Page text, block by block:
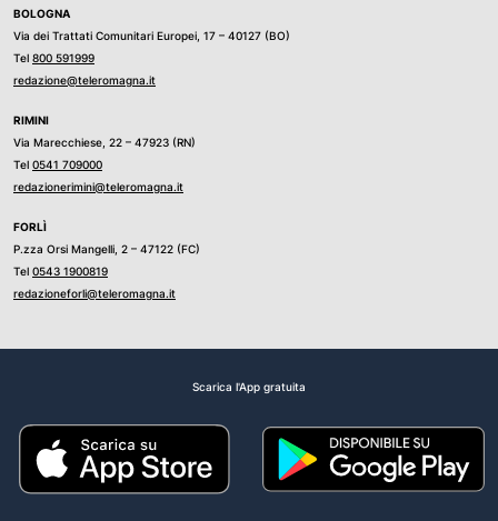
BOLOGNA
Via dei Trattati Comunitari Europei, 17 – 40127 (BO)
Tel 800 591999
redazione@teleromagna.it
RIMINI
Via Marecchiese, 22 – 47923 (RN)
Tel 0541 709000
redazionerimini@teleromagna.it
FORLÌ
P.zza Orsi Mangelli, 2 – 47122 (FC)
Tel 0543 1900819
redazioneforli@teleromagna.it
Scarica l'App gratuita